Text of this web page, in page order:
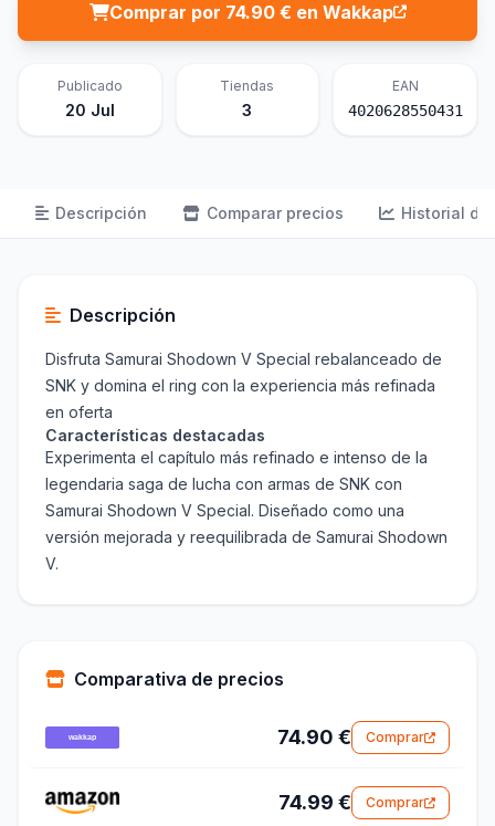
Comprar por 74.90 € en Wakkap
Publicado
20 Jul
Tiendas
3
EAN
4020628550431
Descripción Comparar precios Historial de
Descripción
Disfruta Samurai Shodown V Special rebalanceado de
SNK y domina el ring con la experiencia más refinada
en oferta
Características destacadas
Experimenta el capítulo más refinado e intenso de la
legendaria saga de lucha con armas de SNK con
Samurai Shodown V Special. Diseñado como una
versión mejorada y reequilibrada de Samurai Shodown
V.
Comparativa de precios
74.90 € Comprar
74.99 € Comprar